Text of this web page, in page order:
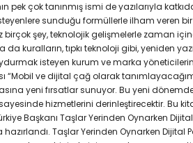
çok tanınmış ismi de yazılarıyla
sunduğu formüllerle ilham veren
şey, teknolojik gelişmelerle zaman
tıpkı teknoloji gibi, yeniden
isteyen kurum ve marka
“Mobil ve dijital çağ olarak
yeni fırsatlar sunuyor. Bu yeni
hizmetlerini derinleştirecektir. Bu
Başkanı Taşlar Yerinden Oynarken
Taşlar Yerinden Oynarken Dijital